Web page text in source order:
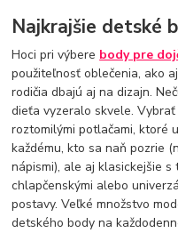
Najkrajšie detské
Hoci pri výbere body pre
použiteľnosť oblečenia, ako
rodičia dbajú aj na dizajn.
dieťa vyzeralo skvele.
roztomilými potlačami, ktoré
každému, kto sa naň pozrie
nápismi), ale aj klasickejšie s
chlapčenskými alebo
postavy. Veľké množstvo
detského body na